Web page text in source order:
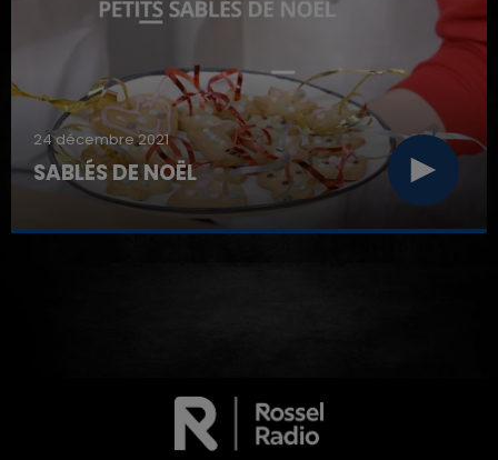
LA TEAM DE L'ÉTÉ
24 décembre 2021
SABLÉS DE NOËL